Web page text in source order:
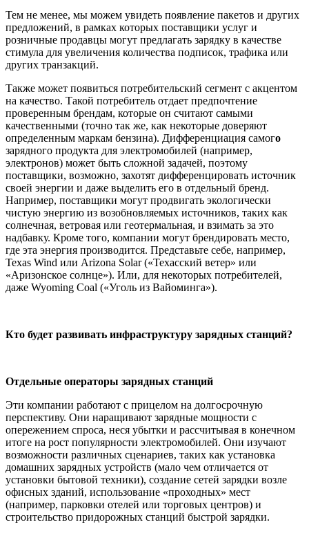
Тем не менее, мы можем увидеть появление пакетов и других
предложений, в рамках которых поставщики услуг и
розничные продавцы могут предлагать зарядку в качестве
стимула для увеличения количества подписок, трафика или
других транзакций.
Также может появиться потребительский сегмент с акцентом
на качество. Такой потребитель отдает предпочтение
проверенным брендам, которые он считают самыми
качественными (точно так же, как некоторые доверяют
определенным маркам бензина). Дифференциация самого
зарядного продукта для электромобилей (например,
электронов) может быть сложной задачей, поэтому
поставщики, возможно, захотят дифференцировать источник
своей энергии и даже выделить его в отдельный бренд.
Например, поставщики могут продвигать экологически
чистую энергию из возобновляемых источников, таких как
солнечная, ветровая или геотермальная, и взимать за это
надбавку. Кроме того, компании могут брендировать место,
где эта энергия производится. Представьте себе, например,
Texas Wind или Arizona Solar («Техасский ветер» или
«Аризонское солнце»). Или, для некоторых потребителей,
даже Wyoming Coal («Уголь из Вайоминга»).
Кто будет развивать инфраструктуру зарядных станций?
Отдельные операторы зарядных станций
Эти компании работают с прицелом на долгосрочную
перспективу. Они наращивают зарядные мощности с
опережением спроса, неся убытки и рассчитывая в конечном
итоге на рост популярности электромобилей. Они изучают
возможности различных сценариев, таких как установка
домашних зарядных устройств (мало чем отличается от
установки бытовой техники), создание сетей зарядки возле
офисных зданий, использование «проходных» мест
(например, парковки отелей или торговых центров) и
строительство придорожных станций быстрой зарядки.